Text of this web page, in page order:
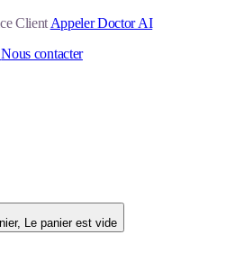
Client Appeler Doctor AI
Nous contacter
Basculer le mini-panier, Le panier est vide